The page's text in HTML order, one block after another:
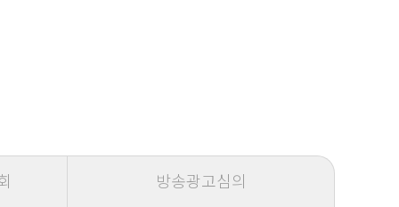
방송광고심의